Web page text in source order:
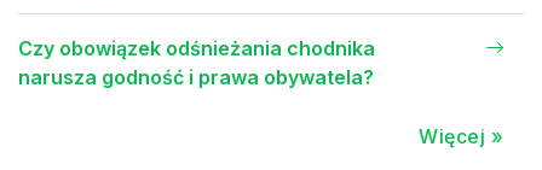
Czy obowiązek odśnieżania chodnika
narusza godność i prawa obywatela?
Więcej »